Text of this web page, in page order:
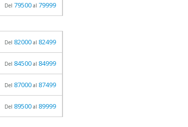
Del 79500 al 79999
Del 82000 al 82499
Del 84500 al 84999
Del 87000 al 87499
Del 89500 al 89999